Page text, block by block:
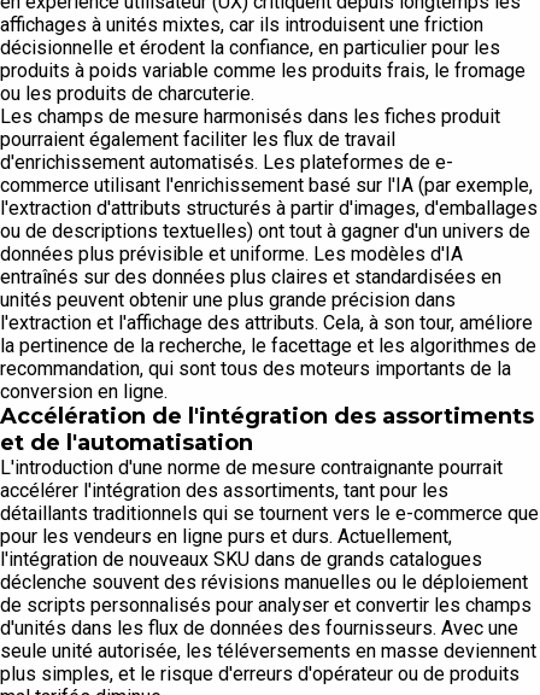
affichages à unités mixtes, car ils introduisent une friction
décisionnelle et érodent la confiance, en particulier pour les
produits à poids variable comme les produits frais, le fromage
ou les produits de charcuterie.
Les champs de mesure harmonisés dans les fiches produit
pourraient également faciliter les flux de travail
d'enrichissement automatisés. Les plateformes de e-
commerce utilisant l'enrichissement basé sur l'IA (par exemple,
l'extraction d'attributs structurés à partir d'images, d'emballages
ou de descriptions textuelles) ont tout à gagner d'un univers de
données plus prévisible et uniforme. Les modèles d'IA
entraînés sur des données plus claires et standardisées en
unités peuvent obtenir une plus grande précision dans
l'extraction et l'affichage des attributs. Cela, à son tour, améliore
la pertinence de la recherche, le facettage et les algorithmes de
recommandation, qui sont tous des moteurs importants de la
conversion en ligne.
Accélération de l'intégration des assortiments
et de l'automatisation
L'introduction d'une norme de mesure contraignante pourrait
accélérer l'intégration des assortiments, tant pour les
détaillants traditionnels qui se tournent vers le e-commerce que
pour les vendeurs en ligne purs et durs. Actuellement,
l'intégration de nouveaux SKU dans de grands catalogues
déclenche souvent des révisions manuelles ou le déploiement
de scripts personnalisés pour analyser et convertir les champs
d'unités dans les flux de données des fournisseurs. Avec une
seule unité autorisée, les téléversements en masse deviennent
plus simples, et le risque d'erreurs d'opérateur ou de produits